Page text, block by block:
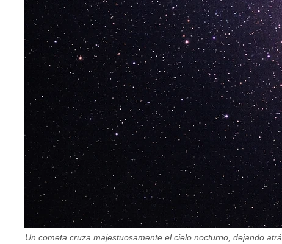
Un cometa cruza majestuosamente el cielo nocturno, dejando